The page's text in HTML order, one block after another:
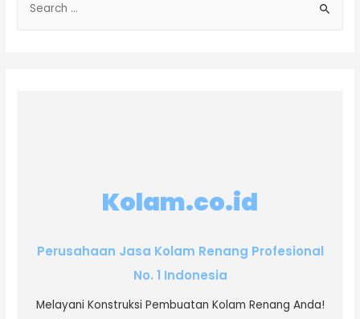
Kolam.co.id
Perusahaan Jasa Kolam Renang Profesional
No. 1 Indonesia
Melayani Konstruksi Pembuatan Kolam Renang Anda!